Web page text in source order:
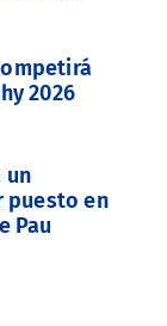
2026
un
puesto en
Pau